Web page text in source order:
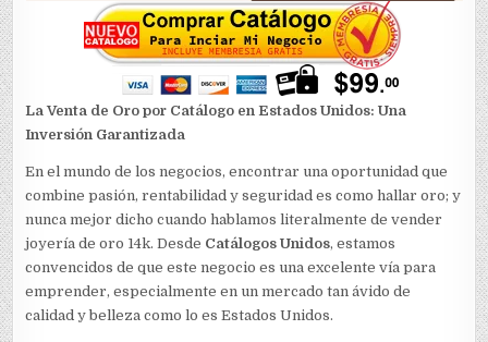
La Venta de Oro por Catálogo en Estados Unidos: Una
Inversión Garantizada
En el mundo de los negocios, encontrar una oportunidad que
combine pasión, rentabilidad y seguridad es como hallar oro; y
nunca mejor dicho cuando hablamos literalmente de vender
joyería de oro 14k. Desde Catálogos Unidos, estamos
convencidos de que este negocio es una excelente vía para
emprender, especialmente en un mercado tan ávido de
calidad y belleza como lo es Estados Unidos.